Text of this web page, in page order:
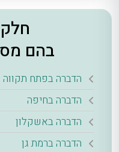
בהם
הדברה בפתח תקווה
הדברה בחיפה
הדברה באשקלון
הדברה ברמת גן